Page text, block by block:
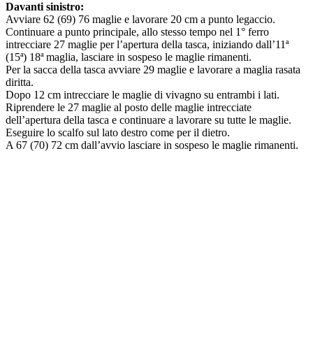
Davanti sinistro:
Avviare 62 (69) 76 maglie e lavorare 20 cm a punto legaccio.
Continuare a punto principale, allo stesso tempo nel 1° ferro
intrecciare 27 maglie per l’apertura della tasca, iniziando dall’11ª
(15ª) 18ª maglia, lasciare in sospeso le maglie rimanenti.
Per la sacca della tasca avviare 29 maglie e lavorare a maglia rasata
diritta.
Dopo 12 cm intrecciare le maglie di vivagno su entrambi i lati.
Riprendere le 27 maglie al posto delle maglie intrecciate
dell’apertura della tasca e continuare a lavorare su tutte le maglie.
Eseguire lo scalfo sul lato destro come per il dietro.
A 67 (70) 72 cm dall’avvio lasciare in sospeso le maglie rimanenti.